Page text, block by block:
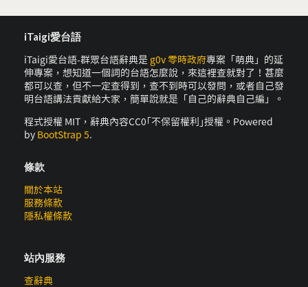
iTaigi愛台語
iTaigi愛台語-群眾台語辭典是 g0v 零時政府專案「萌典」的延
伸專案，想知道一個詞的台語怎麼說，來這裡查就對了！甚麼
都可以查，但不一定查得到，查不到時可以發問，或者自己發
明台語講法貢獻給大家，簡單說就是「自己的辭典自己編」。
程式授權 MIT，辭典內容CC0｢不保留權利｣授權。Powered
by BootStrap 5.
條款
關於本站
服務條款
隱私權條款
站內服務
查辭典